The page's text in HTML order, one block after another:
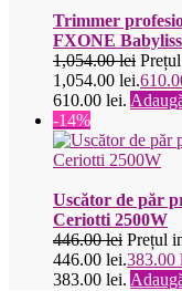
Trimmer
FXONE
1,054.00lei
1,054.00 lei.
610.00 lei.
-14%
Uscător de păr
Ceriotti 2500W
446.00lei Prețul
446.00 lei.383.00
383.00 lei.